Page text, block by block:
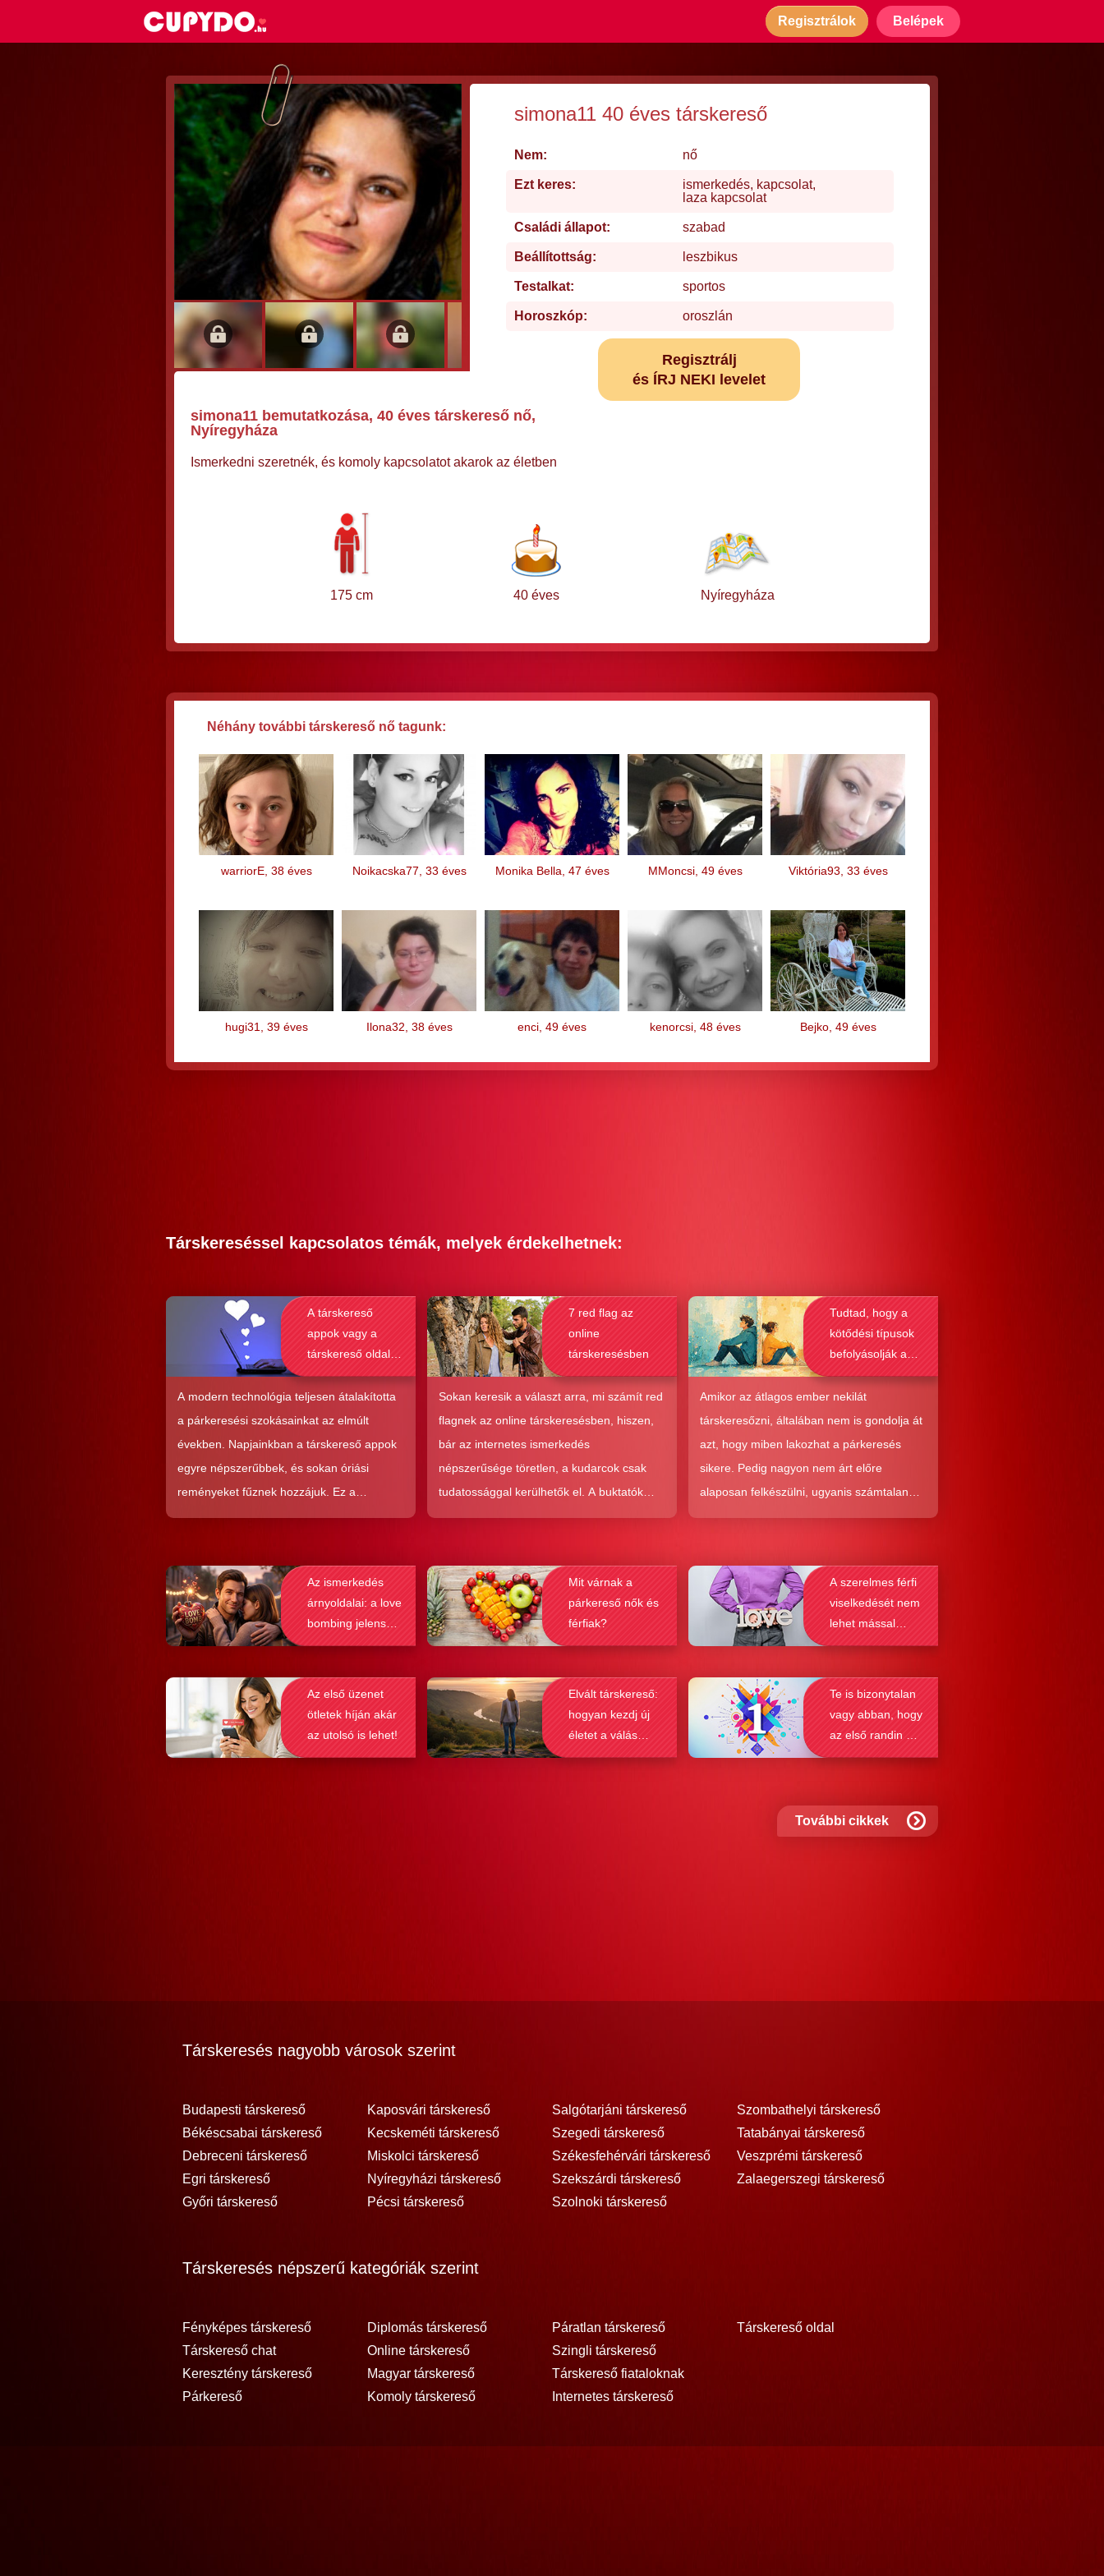
Regisztrálok Belépek
simona11 40 éves társkereső
Nem: nő
Ezt keres:
ismerkedés, kapcsolat,
laza kapcsolat
Családi állapot: szabad
Beállítottság: leszbikus
Testalkat: sportos
Horoszkóp: oroszlán
Regisztrálj
és ÍRJ NEKI levelet
simona11 bemutatkozása, 40 éves társkereső nő,
Nyíregyháza
Ismerkedni szeretnék, és komoly kapcsolatot akarok az életben
175 cm 40 éves Nyíregyháza
Néhány további társkereső nő tagunk:
warriorE, 38 éves Noikacska77, 33 éves Monika Bella, 47 éves MMoncsi, 49 éves Viktória93, 33 éves
hugi31, 39 éves Ilona32, 38 éves enci, 49 éves kenorcsi, 48 éves Bejko, 49 éves
Társkereséssel kapcsolatos témák, melyek érdekelhetnek:
A társkereső
appok vagy a
társkereső oldalak
alkalmasabbak a
komoly kapcsolat
kialakításához?
A modern technológia teljesen átalakította
a párkeresési szokásainkat az elmúlt
években. Napjainkban a társkereső appok
egyre népszerűbbek, és sokan óriási
reményeket fűznek hozzájuk. Ez a
közkedveltség egyáltalán nem véletlen,
nagyon könnyen és gyorsan lehet sikereket
elérni a flörtölésben. A legfőbb kérdés
azonban az, hogy ezek az alkalmazások
valóban hozzásegítenek-e minket egy
7 red flag az
online
társkeresésben
Sokan keresik a választ arra, mi számít red
flagnek az online társkeresésben, hiszen,
bár az internetes ismerkedés
népszerűsége töretlen, a kudarcok csak
tudatossággal kerülhetők el. A buktatók
ellenére ez a társkeresési forma joggal
hatékonyság, amit ad, nehezen
felülmúlható.
Tudtad, hogy a
kötődési típusok
befolyásolják a
társkeresést is?
Amikor az átlagos ember nekilát
társkeresőzni, általában nem is gondolja át
azt, hogy miben lakozhat a párkeresés
sikere. Pedig nagyon nem árt előre
alaposan felkészülni, ugyanis számtalan
kudarctól képes megmenteni téged is az,
társkeresés működését, a párkapcsolatok
sikerének a receptjét, melyeket vizsgálva
bebizonyosodik, hogy a kötődési típusok
befolyásolják a társkeresést.
Az ismerkedés
árnyoldalai: a love
bombing jelenség
felismerése
Mit várnak a
párkereső nők és
férfiak?
A szerelmes férfi
viselkedését nem
lehet mással
összetéveszteni
Az első üzenet
ötletek híján akár
az utolsó is lehet!
Elvált társkereső:
hogyan kezdj új
életet a válás
után?
Te is bizonytalan
vagy abban, hogy
az első randin mit
szabad és mit
További cikkek
Társkeresés nagyobb városok szerint
Budapesti társkereső
Békéscsabai társkereső
Debreceni társkereső
Egri társkereső
Győri társkereső
Kaposvári társkereső
Kecskeméti társkereső
Miskolci társkereső
Nyíregyházi társkereső
Pécsi társkereső
Salgótarjáni társkereső
Szegedi társkereső
Székesfehérvári társkereső
Szekszárdi társkereső
Szolnoki társkereső
Szombathelyi társkereső
Tatabányai társkereső
Veszprémi társkereső
Zalaegerszegi társkereső
Társkeresés népszerű kategóriák szerint
Fényképes társkereső
Társkereső chat
Keresztény társkereső
Párkereső
Diplomás társkereső
Online társkereső
Magyar társkereső
Komoly társkereső
Páratlan társkereső
Szingli társkereső
Társkereső fiataloknak
Internetes társkereső
Társkereső oldal